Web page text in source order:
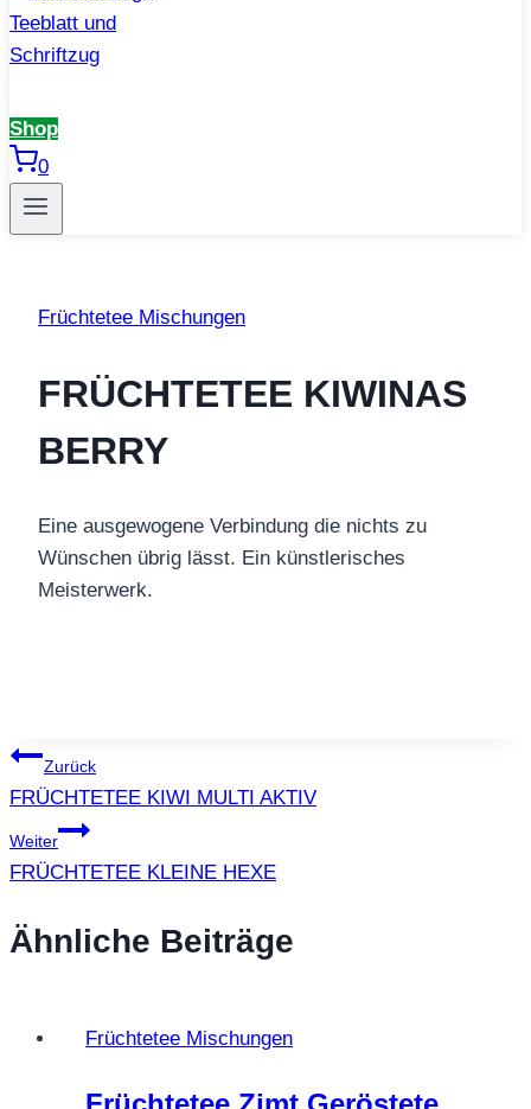
Shop
0
Früchtetee Mischungen
FRÜCHTETEE KIWINAS
BERRY
Eine ausgewogene Verbindung die nichts zu
Wünschen übrig lässt. Ein künstlerisches
Meisterwerk.
Beitragsnavigation
Zurück
FRÜCHTETEE KIWI MULTI AKTIV
Weiter
FRÜCHTETEE KLEINE HEXE
Ähnliche Beiträge
Früchtetee Mischungen